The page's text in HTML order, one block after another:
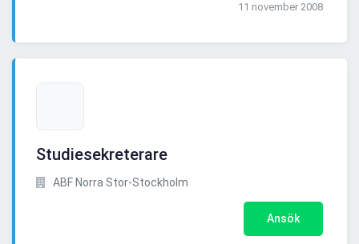
11 november 2008
Studiesekreterare
ABF Norra Stor-Stockholm
Ansök